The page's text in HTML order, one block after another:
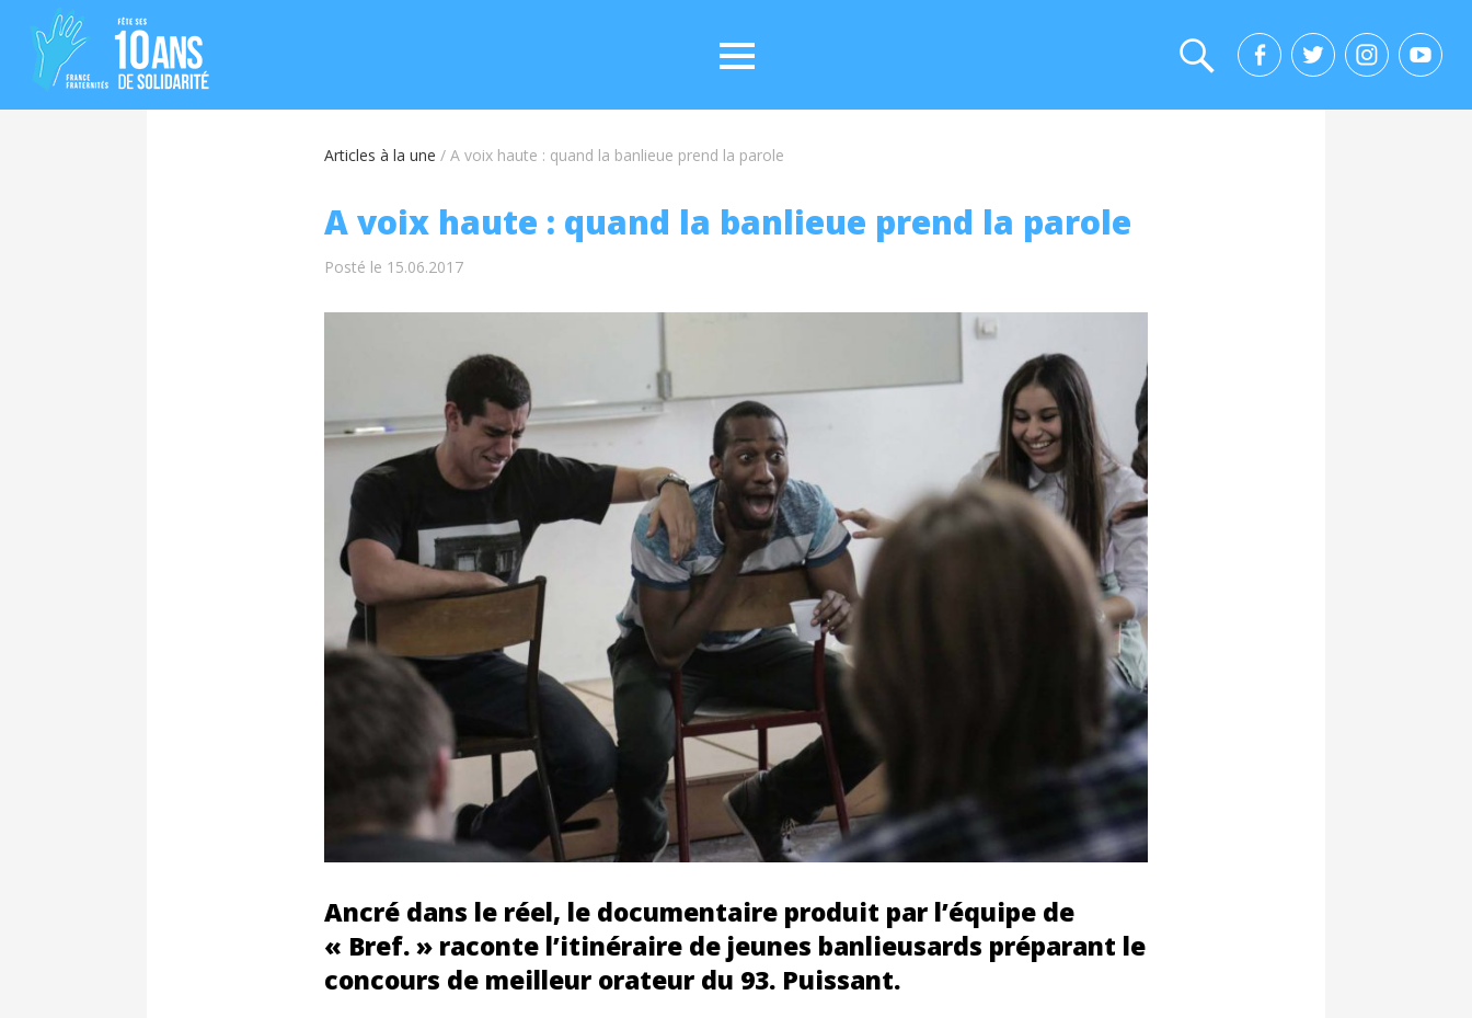
Articles à la une / A voix haute : quand la banlieue prend la parole
A voix haute : quand la banlieue prend la parole
Posté le 15.06.2017
Ancré dans le réel, le documentaire produit par l’équipe de
« Bref. » raconte l’itinéraire de jeunes banlieusards préparant le
concours de meilleur orateur du 93. Puissant.